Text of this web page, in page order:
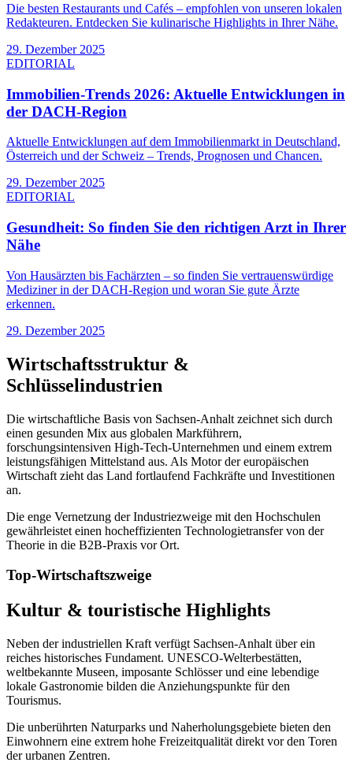
Die besten Restaurants und Cafés – empfohlen von unseren lokalen
Redakteuren. Entdecken Sie kulinarische Highlights in Ihrer Nähe.
29. Dezember 2025
EDITORIAL
Immobilien-Trends 2026: Aktuelle Entwicklungen in
der DACH-Region
Aktuelle Entwicklungen auf dem Immobilienmarkt in Deutschland,
Österreich und der Schweiz – Trends, Prognosen und Chancen.
29. Dezember 2025
EDITORIAL
Gesundheit: So finden Sie den richtigen Arzt in Ihrer
Nähe
Von Hausärzten bis Fachärzten – so finden Sie vertrauenswürdige
Mediziner in der DACH-Region und woran Sie gute Ärzte
erkennen.
29. Dezember 2025
Wirtschaftsstruktur &
Schlüsselindustrien
Die wirtschaftliche Basis von Sachsen-Anhalt zeichnet sich durch
einen gesunden Mix aus globalen Markführern,
forschungsintensiven High-Tech-Unternehmen und einem extrem
leistungsfähigen Mittelstand aus. Als Motor der europäischen
Wirtschaft zieht das Land fortlaufend Fachkräfte und Investitionen
an.
Die enge Vernetzung der Industriezweige mit den Hochschulen
gewährleistet einen hocheffizienten Technologietransfer von der
Theorie in die B2B-Praxis vor Ort.
Top-Wirtschaftszweige
Kultur & touristische Highlights
Neben der industriellen Kraft verfügt Sachsen-Anhalt über ein
reiches historisches Fundament. UNESCO-Welterbestätten,
weltbekannte Museen, imposante Schlösser und eine lebendige
lokale Gastronomie bilden die Anziehungspunkte für den
Tourismus.
Die unberührten Naturparks und Naherholungsgebiete bieten den
Einwohnern eine extrem hohe Freizeitqualität direkt vor den Toren
der urbanen Zentren.